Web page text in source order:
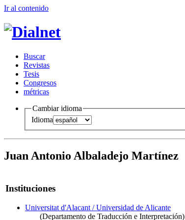
Ir al contenido
Buscar
Revistas
Tesis
Congresos
métricas
Cambiar idioma
Idioma
Juan Antonio Albaladejo Martínez
Instituciones
Universitat d'Alacant / Universidad de Alicante
(Departamento de Traducción e Interpretación)